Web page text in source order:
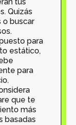
tus
Quizás
o buscar
para
estático,
para
que te
más
basadas